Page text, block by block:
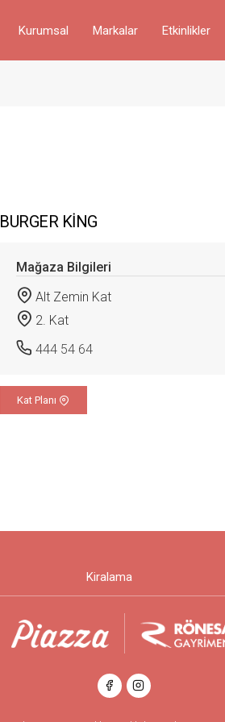
Kurumsal Markalar Etkinlikler
BURGER KİNG
Mağaza Bilgileri
Alt Zemin Kat
2. Kat
444 54 64
Kat Planı
Kiralama